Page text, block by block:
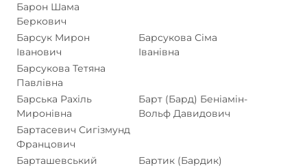
Барон Шама
Беркович
Барсук Мирон
Іванович
Барсукова Сіма
Іванівна
Барсукова Тетяна
Павлівна
Барська Рахіль
Миронівна
Барт (Бард) Беніамін-
Вольф Давидович
Бартасевич Сигізмунд
Францович
Барташевський
Бартик (Бардик)